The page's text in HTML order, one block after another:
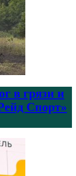
в грязи и
Спорт»